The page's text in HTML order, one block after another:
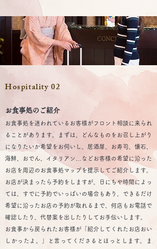
Hospitality 02
お食事処のご紹介
お食事処を迷われているお客様がフロント相談に来られ
ることがあります。まずは、どんなものをお召し上がり
になりたいか希望をお伺いし、居酒屋、お寿司、懐石、
海鮮、おでん、イタリアン…などお客様の希望に沿った
お店を周辺のお食事処マップを提示してご紹介します。
お店が決まったら予約をしますが、日にちや時間によっ
ては、すでに予約でいっぱいの場合もあり、できるだけ
希望に沿ったお店の予約が取れるまで、何店もお電話で
確認したり、代替案を出したりしてお手伝いします。
お食事から戻られたお客様が「紹介してくれたお店おい
しかったよ。」と言ってくださるとほっとします。ま